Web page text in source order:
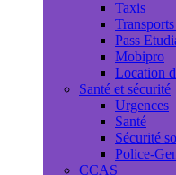
Taxis
Pass
Mobipro
Location
Santé et sécurité
Urgences
Santé
Sécurité
Police-
CCAS